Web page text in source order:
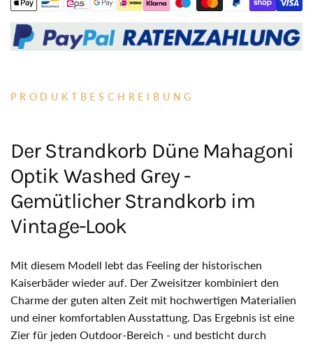
PRODUKTBESCHREIBUNG
Der Strandkorb Düne Mahagoni
Optik Washed Grey -
Gemütlicher Strandkorb im
Vintage-Look
Mit diesem Modell lebt das Feeling der historischen
Kaiserbäder wieder auf. Der Zweisitzer kombiniert den
Charme der guten alten Zeit mit hochwertigen Materialien
und einer komfortablen Ausstattung. Das Ergebnis ist eine
Zier für jeden Outdoor-Bereich - und besticht durch